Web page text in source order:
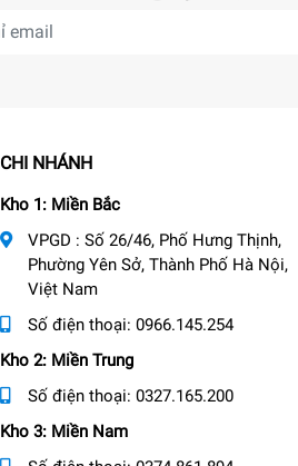
CHI NHÁNH
Kho 1: Miền Bắc
VPGD : Số 26/46, Phố Hưng Thịnh,
Phường Yên Sở, Thành Phố Hà Nội,
Việt Nam
Số điện thoại: 0966.145.254
Kho 2: Miền Trung
Số điện thoại: 0327.165.200
Kho 3: Miền Nam